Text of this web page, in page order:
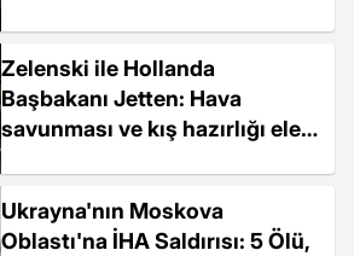
Zelenski ile Hollanda
Başbakanı Jetten: Hava
savunması ve kış hazırlığı ele
Ukrayna'nın Moskova
Oblastı'na İHA Saldırısı: 5 Ölü,